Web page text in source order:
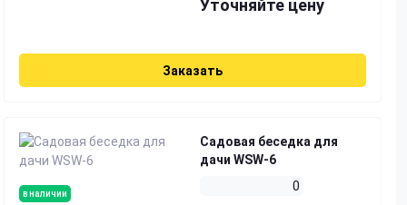
Уточняйте цену
Заказать
в наличии
Садовая беседка для
дачи WSW-6
0